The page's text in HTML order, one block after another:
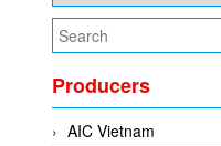
Producers
AIC Vietnam